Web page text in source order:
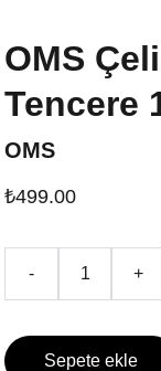
OMS
Tencere
OMS
₺499.00
- +
Sepete ekle